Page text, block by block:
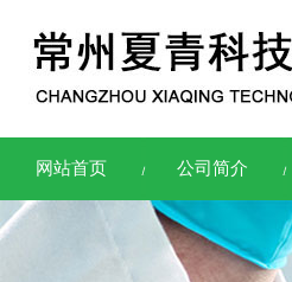
网站首页 公司简介